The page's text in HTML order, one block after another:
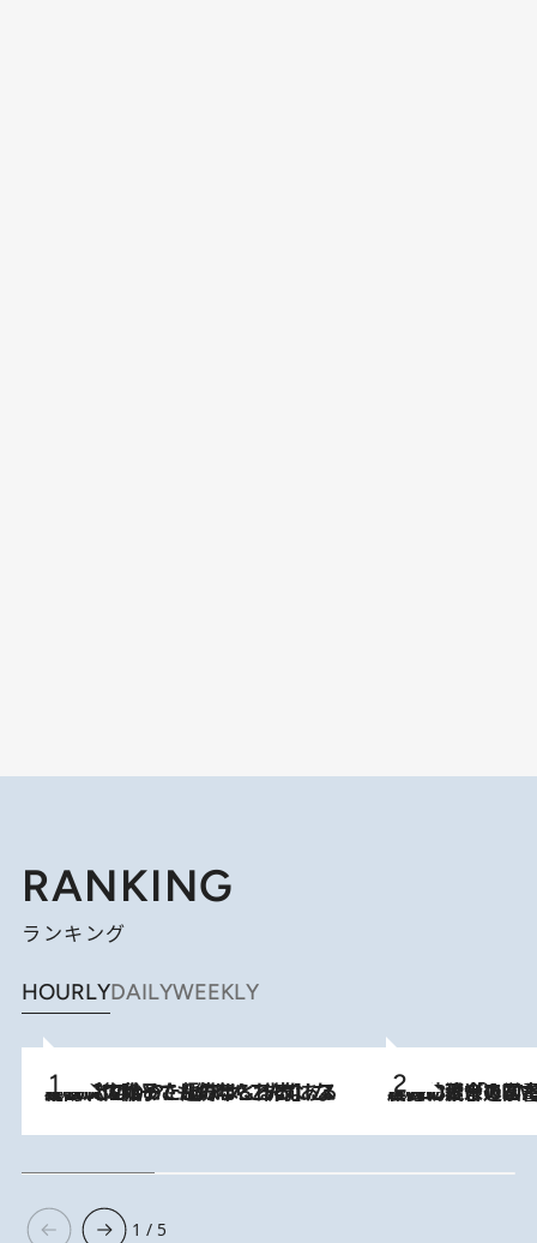
RANKING
ランキング
HOURLYDAILYWEEKLY
2026.8.5
【阿川佐和子さんの年とる力】なぜ70代で始めた趣味は“こんなに楽しい”のか？ ピアノ、俳句…スランプに陥っても続けられる“ある秘訣”とは 2026.8.3
慶應幼稚舎の図書室からテレビの世界に飛び込んだ阿川佐和子（72）
1 / 5